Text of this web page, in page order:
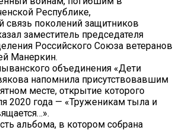
Республике,
поколений защитников
заместитель председателя
Российского Союза ветеранов
Манеркин.
объединения «Дети
напомнила присутствовавшим
месте, открытие которого
2020 года — «Труженикам тыла и
альбома, в котором собрана